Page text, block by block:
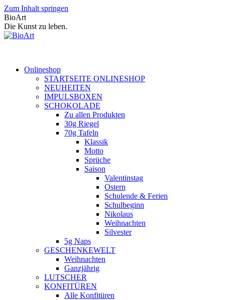
Zum Inhalt springen
BioArt
Die Kunst zu leben.
Onlineshop
STARTSEITE ONLINESHOP
NEUHEITEN
IMPULSBOXEN
SCHOKOLADE
Zu allen Produkten
30g Riegel
70g Tafeln
Klassik
Motto
Sprüche
Saison
Valentinstag
Ostern
Schulende & Ferien
Schulbeginn
Nikolaus
Weihnachten
Silvester
5g Naps
GESCHENKEWELT
Weihnachten
Ganzjährig
LUTSCHER
KONFITÜREN
Alle Konfitüren